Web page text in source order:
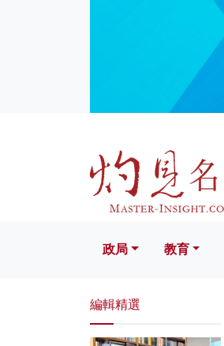
文化
政局 教育
編輯精選